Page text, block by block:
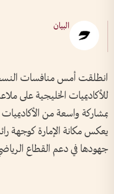
البيان
انطلقت أمس منافسات
للأكاديميات الخليجية على
بمشاركة واسعة من
يعكس مكانة الإمارة كوجهة
جهودها في دعم القطاع